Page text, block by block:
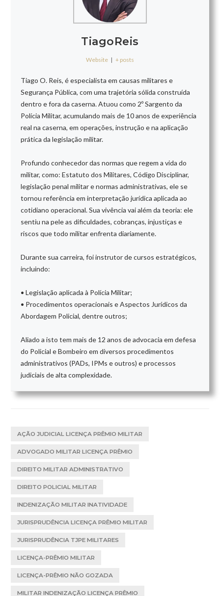
TiagoReis
Website | + posts
Tiago O. Reis, é especialista em causas militares e
Segurança Pública, com uma trajetória sólida construída
dentro e fora da caserna. Atuou como 2º Sargento da
Polícia Militar, acumulando mais de 10 anos de experiência
real na caserna, em operações, instrução e na aplicação
prática da legislação militar.
Profundo conhecedor das normas que regem a vida do
militar, como: Estatuto dos Militares, Código Disciplinar,
legislação penal militar e normas administrativas, ele se
tornou referência em interpretação jurídica aplicada ao
cotidiano operacional. Sua vivência vai além da teoria: ele
sentiu na pele as dificuldades, cobranças, injustiças e
riscos que todo militar enfrenta diariamente.
Durante sua carreira, foi instrutor de cursos estratégicos,
incluindo:
• Legislação aplicada à Polícia Militar;
• Procedimentos operacionais e Aspectos Jurídicos da
Abordagem Policial, dentre outros;
Aliado a isto tem mais de 12 anos de advocacia em defesa
do Policial e Bombeiro em diversos procedimentos
administrativos (PADs, IPMs e outros) e processos
judiciais de alta complexidade.
AÇÃO JUDICIAL LICENÇA PRÊMIO MILITAR
ADVOGADO MILITAR LICENÇA PRÊMIO
DIREITO MILITAR ADMINISTRATIVO
DIREITO POLICIAL MILITAR
INDENIZAÇÃO MILITAR INATIVIDADE
JURISPRUDÊNCIA LICENÇA PRÊMIO MILITAR
JURISPRUDÊNCIA TJPE MILITARES
LICENÇA-PRÊMIO MILITAR
LICENÇA-PRÊMIO NÃO GOZADA
MILITAR INDENIZAÇÃO LICENÇA PRÊMIO